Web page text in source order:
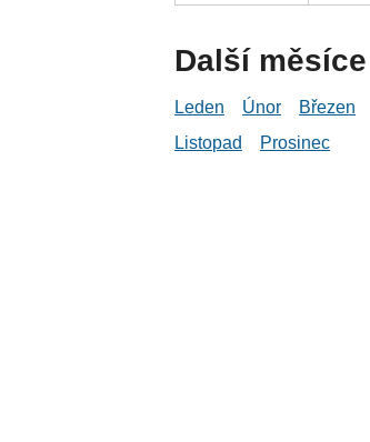
Další měsíce
Leden Únor Březen
Listopad
Prosinec